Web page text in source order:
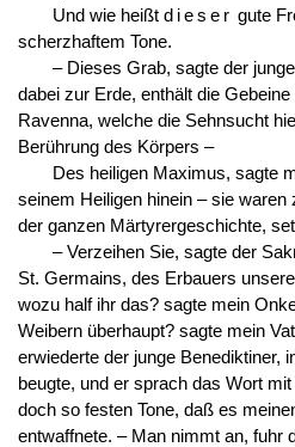
Und wie heißt dieser gute
scherzhaftem Tone.
– Dieses Grab, sagte der
dabei zur Erde, enthält die
Ravenna, welche die Sehnsucht
Berührung des Körpers –
Des heiligen Maximus, sagte
seinem Heiligen hinein – sie waren
der ganzen Märtyrergeschichte,
– Verzeihen Sie, sagte der
St. Germains, des Erbauers
wozu half ihr das? sagte mein
Weibern überhaupt? sagte mein
erwiederte der junge Benediktiner,
beugte, und er sprach das Wort
doch so festen Tone, daß es
entwaffnete. – Man nimmt an, fuhr